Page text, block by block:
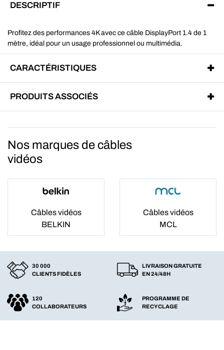
DESCRIPTIF
Profitez des performances 4K avec ce câble DisplayPort 1.4 de 1
mètre, idéal pour un usage professionnel ou multimédia.
CARACTÉRISTIQUES
PRODUITS ASSOCIÉS
Nos marques de câbles
vidéos
Câbles vidéos
BELKIN
Câbles vidéos
MCL
30 000
CLIENTS FIDÈLES
LIVRAISON GRATUITE
EN 24/48H
120
COLLABORATEURS
PROGRAMME DE
RECYCLAGE